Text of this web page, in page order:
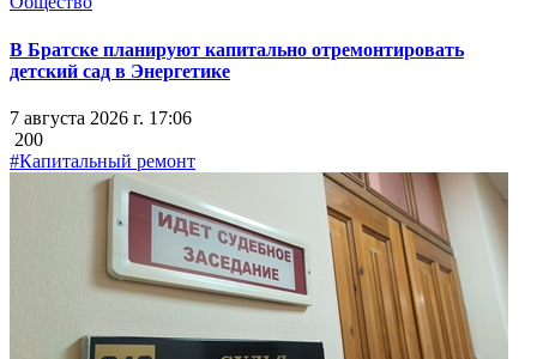
В Братске планируют капитально отремонтировать
детский сад в Энергетике
7 августа 2026 г. 17:06
200
#Капитальный ремонт